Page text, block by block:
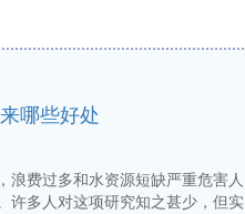
哪些好处
费过多和水资源短缺严重危害人
许多人对这项研究知之甚少，但实